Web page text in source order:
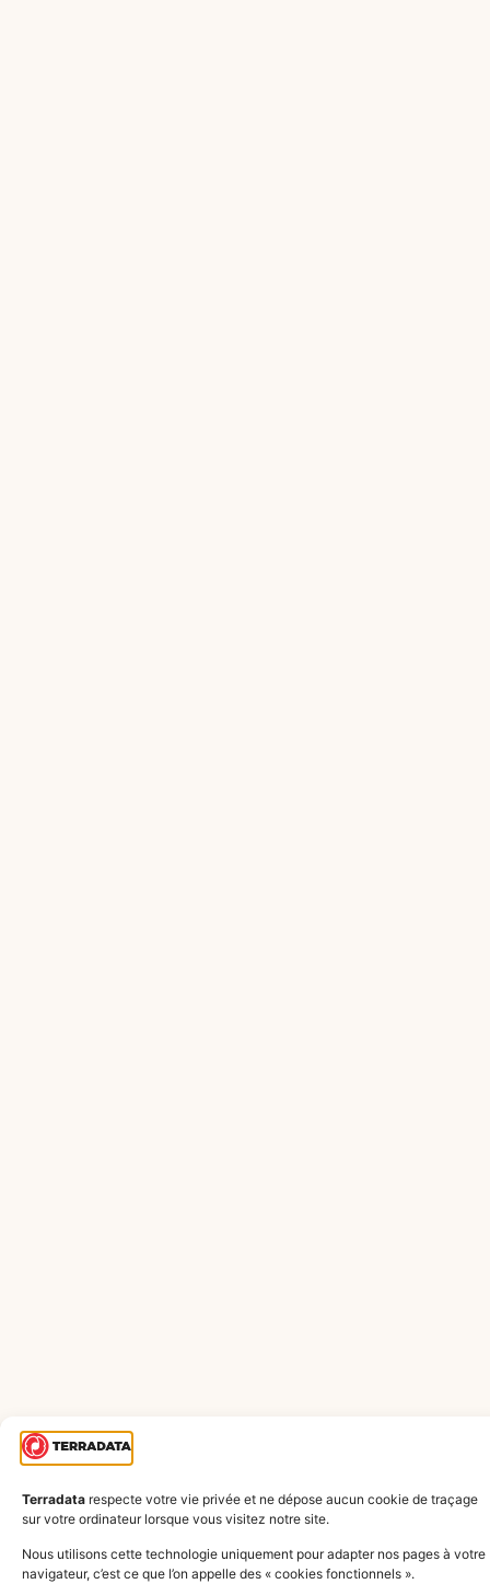
Terradata respecte votre vie privée et ne dépose aucun cookie de traçage
sur votre ordinateur lorsque vous visitez notre site.
Nous utilisons cette technologie uniquement pour adapter nos pages à votre
navigateur, c’est ce que l’on appelle des « cookies fonctionnels ».